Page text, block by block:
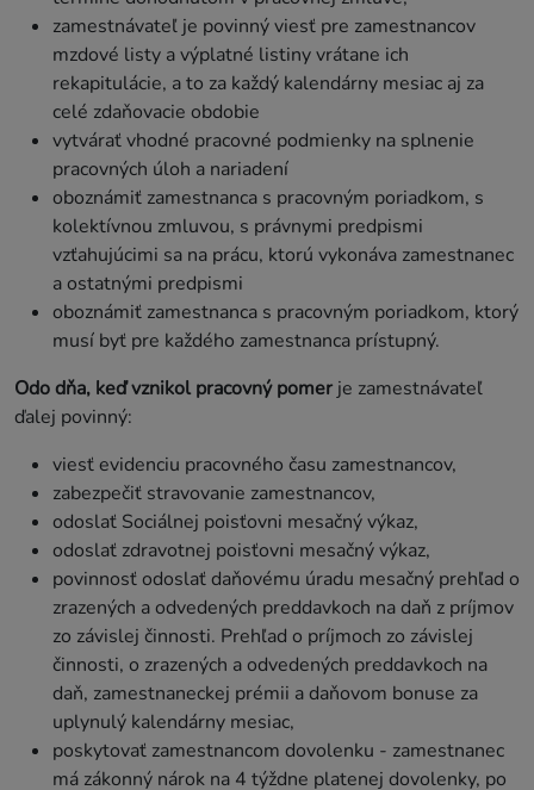
zamestnávateľ je povinný viesť pre zamestnancov
mzdové listy a výplatné listiny vrátane ich
rekapitulácie, a to za každý kalendárny mesiac aj za
celé zdaňovacie obdobie
vytvárať vhodné pracovné podmienky na splnenie
pracovných úloh a nariadení
oboznámiť zamestnanca s pracovným poriadkom, s
kolektívnou zmluvou, s právnymi predpismi
vzťahujúcimi sa na prácu, ktorú vykonáva zamestnanec
a ostatnými predpismi
oboznámiť zamestnanca s pracovným poriadkom, ktorý
musí byť pre každého zamestnanca prístupný.
Odo dňa, keď vznikol pracovný pomer je zamestnávateľ
ďalej povinný:
viesť evidenciu pracovného času zamestnancov,
zabezpečiť stravovanie zamestnancov,
odoslať Sociálnej poisťovni mesačný výkaz,
odoslať zdravotnej poisťovni mesačný výkaz,
povinnosť odoslať daňovému úradu mesačný prehľad o
zrazených a odvedených preddavkoch na daň z príjmov
zo závislej činnosti. Prehľad o príjmoch zo závislej
činnosti, o zrazených a odvedených preddavkoch na
daň, zamestnaneckej prémii a daňovom bonuse za
uplynulý kalendárny mesiac,
poskytovať zamestnancom dovolenku - zamestnanec
má zákonný nárok na 4 týždne platenej dovolenky, po